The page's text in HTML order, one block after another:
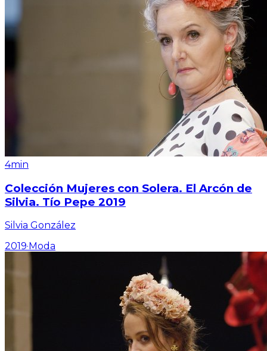
4min
Colección Mujeres con Solera. El Arcón de
Silvia. Tío Pepe 2019
Silvia González
2019· Moda